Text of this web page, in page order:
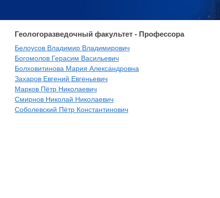
Геологоразведочный факультет - Профессора
Белоусов Владимир Владимирович
Богомолов Герасим Васильевич
Болховитинова Мария Александровна
Захаров Евгений Евгеньевич
Марков Пётр Николаевич
Смирнов Николай Николаевич
Соболевский Пётр Константинович